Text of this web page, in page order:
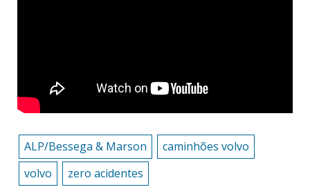
ALP/Bessega & Marson
caminhões volvo
volvo
zero acidentes